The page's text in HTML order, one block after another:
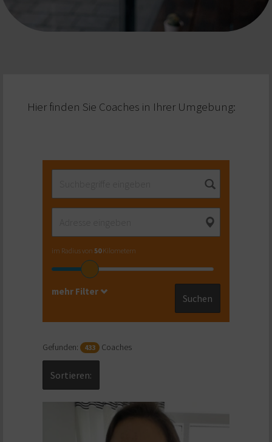
Hier finden Sie Coaches in Ihrer Umgebung:
im Radius von 50Kilometern
Suchen
mehr Filter
Gefunden: 433 Coaches
Sortieren: